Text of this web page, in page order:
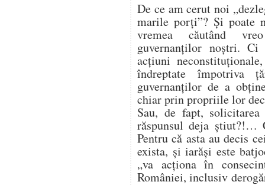
De ce am cerut noi
marile porți”? Și poate
vremea căutând
guvernanților noștri.
acțiuni
îndreptate împotriva
guvernanților de a
chiar prin propriile lor
Sau, de fapt,
răspunsul deja știut?!…
Pentru că asta au decis
exista, și iarăși este
„va acționa în
României, inclusiv